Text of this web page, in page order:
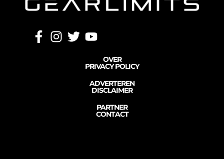
OVER
PRIVACY POLICY
ADVERTEREN
DISCLAIMER
PARTNER
CONTACT